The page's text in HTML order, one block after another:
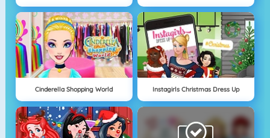
Cinderella Shopping World Instagirls Christmas Dress Up